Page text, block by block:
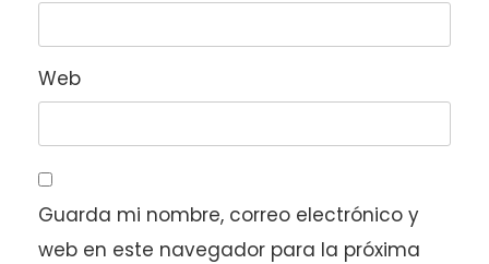
Web
Guarda mi nombre, correo electrónico y
web en este navegador para la próxima